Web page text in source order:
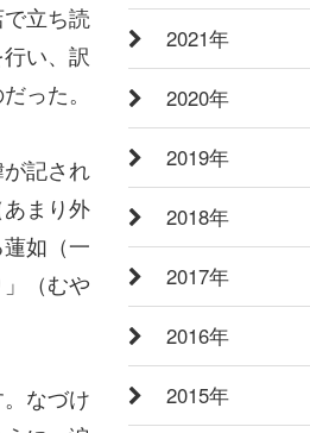
立ち読
い、訳
った。
記され
まり外
如（一
（むや
なづけ
2021年
2020年
2019年
2018年
2017年
2016年
2015年